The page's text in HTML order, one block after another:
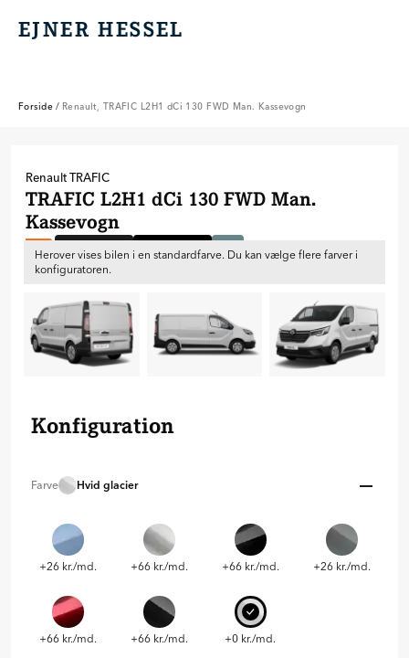
EJNER HESSEL
EJNER HESSEL
Forside / Renault, TRAFIC L2H1 dCi 130 FWD Man. Kassevogn
RenaultTRAFIC
TRAFIC L2H1 dCi 130 FWD Man.
Kassevogn
Herover vises bilen i en standardfarve. Du kan vælge flere farver i
konfiguratoren.
Konfiguration
Farve Hvid glacier
+26 kr./md. +66 kr./md. +66 kr./md. +26 kr./md.
+66 kr./md. +66 kr./md. +0 kr./md.